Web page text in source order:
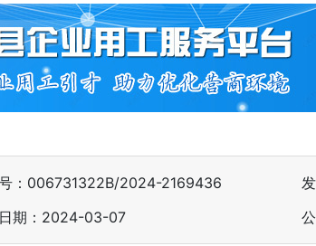
：006731322B/2024-2169436
期：2024-03-07